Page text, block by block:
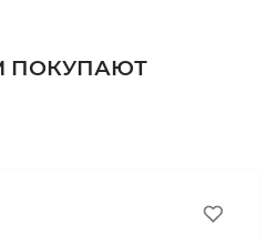
ПОКУПАЮТ